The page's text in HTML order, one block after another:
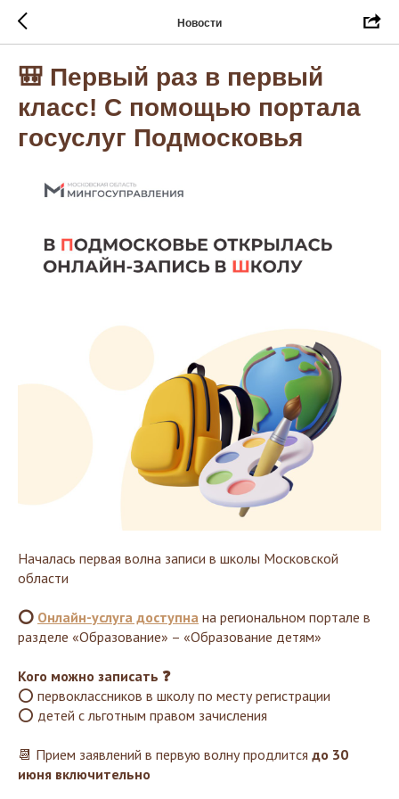
Новости
🎒 Первый раз в первый
класс! С помощью портала
госуслуг Подмосковья
Началась первая волна записи в школы Московской
области
⭕ Онлайн-услуга доступна на региональном портале в
разделе «Образование» – «Образование детям»
Кого можно записать ❓
⭕ первоклассников в школу по месту регистрации
⭕ детей с льготным правом зачисления
📆 Прием заявлений в первую волну продлится до 30
июня включительно